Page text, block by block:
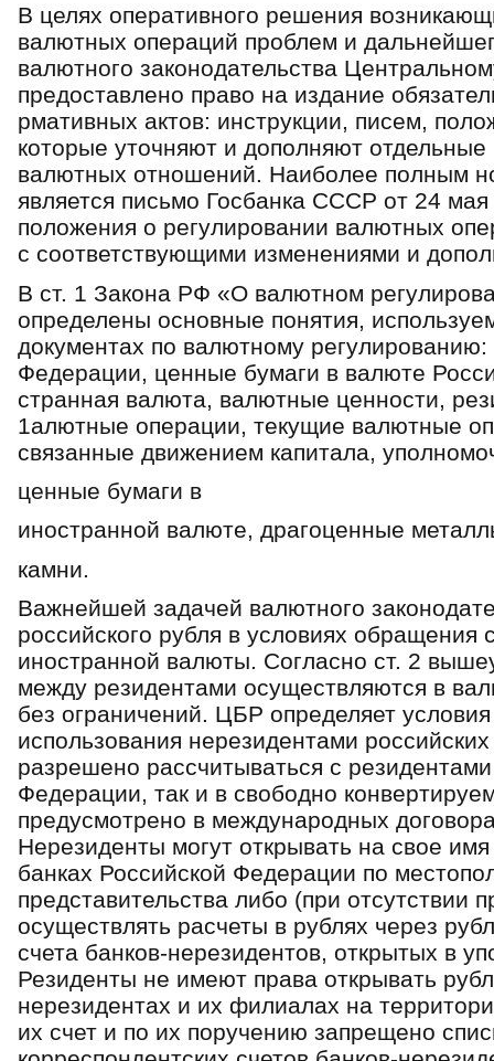
В целях оперативного решения
валютных операций проблем и
валютного законодате­льства
предоставлено право на издание
рмативных актов: инструкции, писем,
которые уточняют и дополняют
валютных отно­шений. Наиболее полным
является письмо Госбанка СССР от 24
положения о регулировании валютных
с соот­ветствующими изменениями и
В ст. 1 Закона РФ «О валютном
определены основные понятия,
документах по валют­ному
Федерации, ценные бумаги в валюте
странная валюта, валютные ценности,
1алютные операции, текущие валютные
связанные движением капитала,
ценные бумаги в
иностранной валюте, драгоценные
камни.
Важнейшей задачей валютного
российского рубля в условиях обращения
иностранной валюты. Согласно ст. 2
между резидентами осуществляются в
без ограничений. ЦБР оп­ределяет
использования нере­зидентами
разреше­но рассчитываться с
Федерации, так и в свободно
предусмотрено в международных
Нерезиденты могут от­крывать на свое
банках Российской Федерации по
представительства либо (при отсутствии
осуществлять расчеты в рублях через
счета банков-нерезидентов, от­крытых в
Резиденты не имеют права открывать
нерезидентах и их филиалах на
их счет и по их поручению запрещено